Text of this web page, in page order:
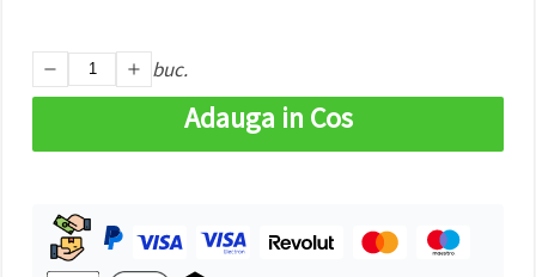
pe butonul
"Salvați"
Аcceptati
Setări
buc.
Adauga in Cos